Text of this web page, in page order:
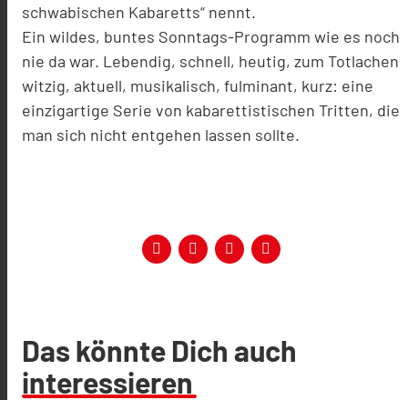
schwabischen Kabaretts“ nennt.
Ein wildes, buntes Sonntags-Programm wie es noch
nie da war. Lebendig, schnell, heutig, zum Totlachen
witzig, aktuell, musikalisch, fulminant, kurz: eine
einzigartige Serie von kabarettistischen Tritten, die
man sich nicht entgehen lassen sollte.
Das könnte Dich auch
interessieren